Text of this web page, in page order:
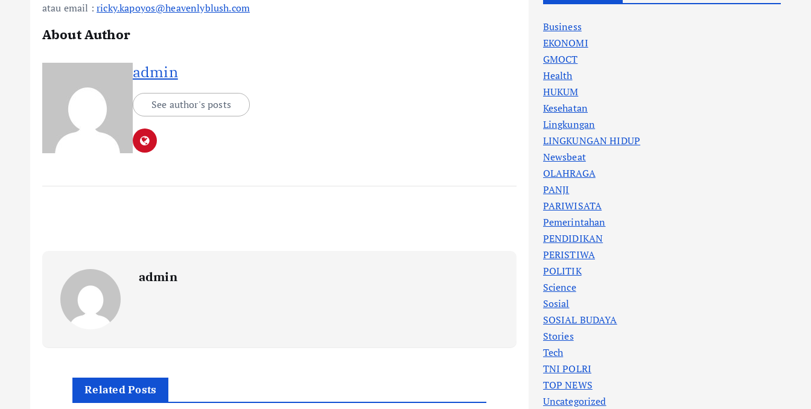
atau email :ricky.kapoyos@heavenlyblush.com
About Author
admin
See author's posts
admin
Related Posts
Business
EKONOMI
GMOCT
Health
HUKUM
Kesehatan
Lingkungan
LINGKUNGAN HIDUP
Newsbeat
OLAHRAGA
PANJI
PARIWISATA
Pemerintahan
PENDIDIKAN
PERISTIWA
POLITIK
Science
Sosial
SOSIAL BUDAYA
Stories
Tech
TNI POLRI
TOP NEWS
Uncategorized